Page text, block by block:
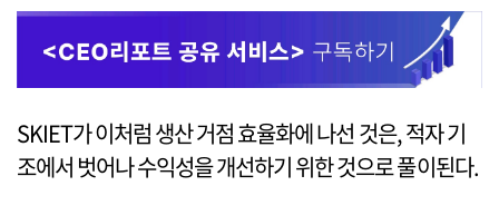
SKIET가 이처럼 생산 거점 효율화에 나선 것은, 적자 기
조에서 벗어나 수익성을 개선하기 위한 것으로 풀이된다.